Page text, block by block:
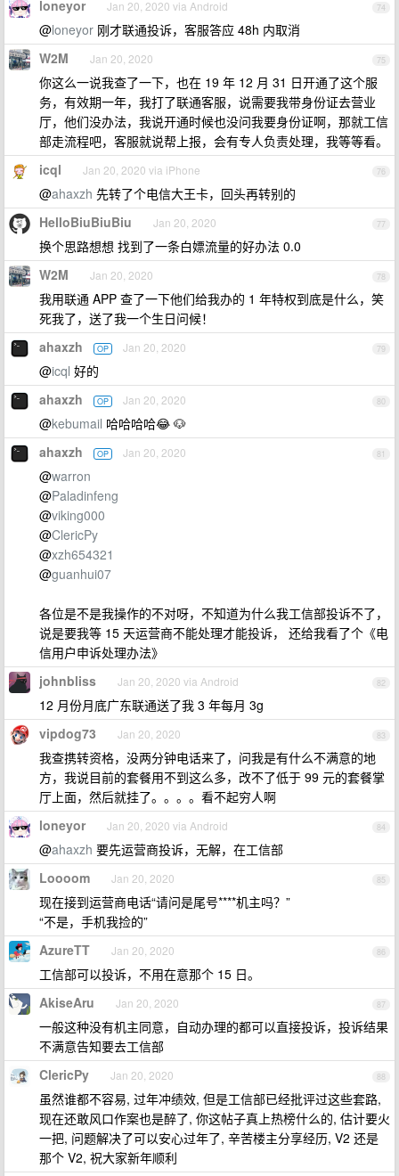
74
loneyor Jan 20, 2020 via Android
@loneyor 刚才联通投诉，客服答应 48h 内取消
75
W2M Jan 20, 2020
你这么一说我查了一下，也在 19 年 12 月 31 日开通了这个服
务，有效期一年，我打了联通客服，说需要我带身份证去营业
厅，他们没办法，我说开通时候也没问我要身份证啊，那就工信
部走流程吧，客服就说帮上报，会有专人负责处理，我等等看。
76
icql Jan 20, 2020 via iPhone
@ahaxzh 先转了个电信大王卡，回头再转别的
77
HelloBiuBiuBiu Jan 20, 2020
换个思路想想 找到了一条白嫖流量的好办法 0.0
78
W2M Jan 20, 2020
我用联通 APP 查了一下他们给我办的 1 年特权到底是什么，笑
死我了，送了我一个生日问候！
79
ahaxzh OP Jan 20, 2020
@icql 好的
80
ahaxzh OP Jan 20, 2020
@kebumail 哈哈哈哈😂 🐶
81
ahaxzh OP Jan 20, 2020
@warron
@Paladinfeng
@viking000
@ClericPy
@xzh654321
@guanhui07
各位是不是我操作的不对呀，不知道为什么我工信部投诉不了，
说是要我等 15 天运营商不能处理才能投诉， 还给我看了个《电
信用户申诉处理办法》
82
johnbliss Jan 20, 2020 via Android
12 月份月底广东联通送了我 3 年每月 3g
83
vipdog73 Jan 20, 2020
我查携转资格，没两分钟电话来了，问我是有什么不满意的地
方，我说目前的套餐用不到这么多，改不了低于 99 元的套餐掌
厅上面，然后就挂了。。。。看不起穷人啊
84
loneyor Jan 20, 2020 via Android
@ahaxzh 要先运营商投诉，无解，在工信部
85
Loooom Jan 20, 2020
现在接到运营商电话“请问是尾号****机主吗？”
“不是，手机我捡的”
86
AzureTT Jan 20, 2020
工信部可以投诉，不用在意那个 15 日。
87
AkiseAru Jan 20, 2020
一般这种没有机主同意，自动办理的都可以直接投诉，投诉结果
不满意告知要去工信部
88
ClericPy Jan 20, 2020
虽然谁都不容易, 过年冲绩效, 但是工信部已经批评过这些套路,
现在还敢风口作案也是醉了, 你这帖子真上热榜什么的, 估计要火
一把, 问题解决了可以安心过年了, 辛苦楼主分享经历, V2 还是
那个 V2, 祝大家新年顺利